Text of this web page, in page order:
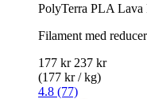
PolyTerra PLA Lava
Filament med
177 kr 237 kr
(177 kr / kg)
4.8 (77)